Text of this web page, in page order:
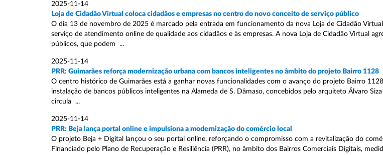
2025-11-14
Loja de Cidadão Virtual coloca cidadãos e empresas no centro do novo conceito de serviço público
O dia 13 de novembro de 2025 é marcado pela entrada em funcionamento da nova Loja de Cidadão
serviço de atendimento online de qualidade aos cidadãos e às empresas. A nova Loja de Cidadão Virtual
públicos, que podem ...
2025-11-14
PRR: Guimarães reforça modernização urbana com bancos inteligentes no âmbito do projeto Bairro 1128
O centro histórico de Guimarães está a ganhar novas funcionalidades com o avanço do projeto Bairro
instalação de bancos públicos inteligentes na Alameda de S. Dâmaso, concebidos pelo arquiteto Álvaro
circula ...
2025-11-14
PRR: Beja lança portal online e impulsiona a modernização do comércio local
O projeto Beja + Digital lançou o seu portal online, reforçando o compromisso com a revitalização do
Financiado pelo Plano de Recuperação e Resiliência (PRR), no âmbito dos Bairros Comerciais Digitais,